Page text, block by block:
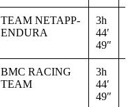
TEAM NETAPP-
ENDURA
3h
44′
49″
BMC RACING
TEAM
3h
44′
49″